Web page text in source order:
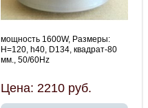
мощность 1600W, Размеры:
H=120, h40, D134, квадрат-80
мм., 50/60Hz
Цена: 2210 руб.